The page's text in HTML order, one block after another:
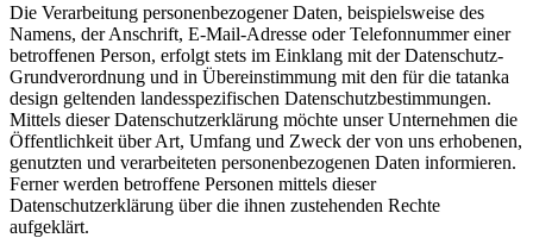
Die Verarbeitung personenbezogener Daten, beispielsweise des
Namens, der Anschrift, E-Mail-Adresse oder Telefonnummer einer
betroffenen Person, erfolgt stets im Einklang mit der Datenschutz-
Grundverordnung und in Übereinstimmung mit den für die tatanka
design geltenden landesspezifischen Datenschutzbestimmungen.
Mittels dieser Datenschutzerklärung möchte unser Unternehmen die
Öffentlichkeit über Art, Umfang und Zweck der von uns erhobenen,
genutzten und verarbeiteten personenbezogenen Daten informieren.
Ferner werden betroffene Personen mittels dieser
Datenschutzerklärung über die ihnen zustehenden Rechte
aufgeklärt.